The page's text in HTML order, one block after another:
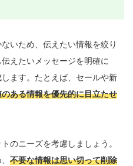
いため、伝えたい情報を絞り
えたいメッセージを明確に
ます。たとえば、セールや新
ある情報を優先的に目立たせ
のニーズを考慮しましょう。
不要な情報は思い切って削除